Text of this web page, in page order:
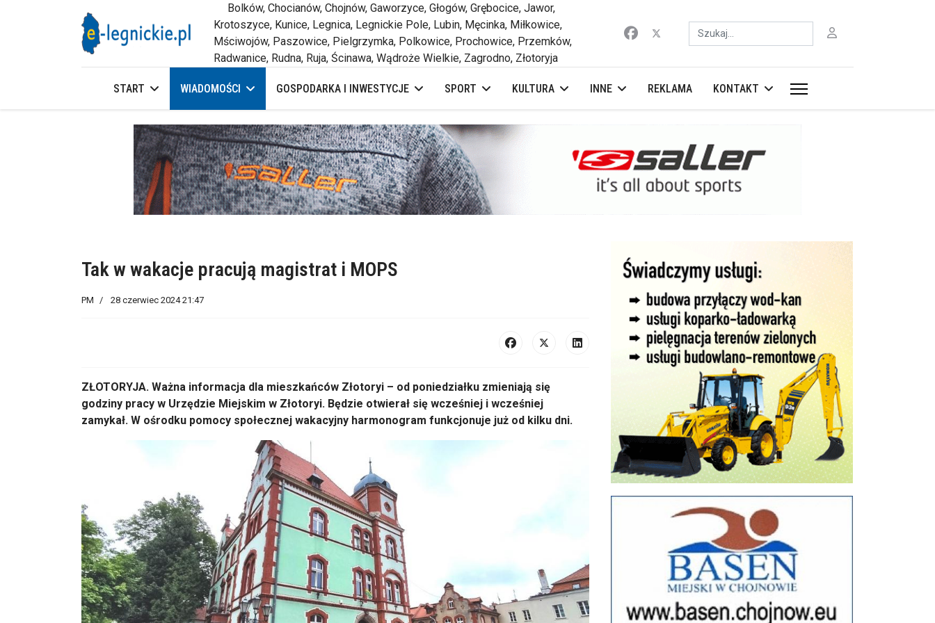
Bolków, Chocianów, Chojnów, Gaworzyce, Głogów, Grębocice, Jawor,
Krotoszyce, Kunice, Legnica, Legnickie Pole, Lubin, Męcinka, Miłkowice,
Mściwojów, Paszowice, Pielgrzymka, Polkowice, Prochowice, Przemków,
Radwanice, Rudna, Ruja, Ścinawa, Wądroże Wielkie, Zagrodno, Złotoryja
Szukaj
START WIADOMOŚCI GOSPODARKA I INWESTYCJE SPORT KULTURA INNE REKLAMA KONTAKT
Tak w wakacje pracują magistrat i MOPS
PM 28 czerwiec 2024 21:47
ZŁOTORYJA. Ważna informacja dla mieszkańców Złotoryi – od poniedziałku zmieniają się
godziny pracy w Urzędzie Miejskim w Złotoryi. Będzie otwierał się wcześniej i wcześniej
zamykał. W ośrodku pomocy społecznej wakacyjny harmonogram funkcjonuje już od kilku dni.